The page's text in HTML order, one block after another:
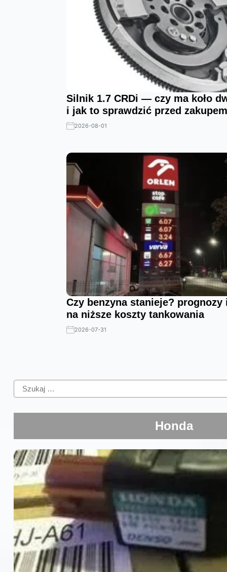
Silnik 1.7 CRDi — czy ma koło
i jak to sprawdzić przed zakupem
2026-08-01
Czy benzyna stanieje? prognozy
na niższe koszty tankowania
2026-07-31
Honda